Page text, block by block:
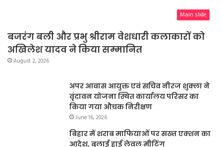
Main slide
बजरंग बली और प्रभु श्रीराम वेशधारी कलाकारों को
अखिलेश यादव ने किया सम्मानित
August 2, 2026
अपर आवास आयुक्त एवं सचिव नीरज शुक्ला ने
वृंदावन योजना स्थित कार्यालय परिसर का
किया गया औचक निरीक्षण
June 16, 2026
बिहार में शराब माफियाओं पर सख्त एक्शन का
आदेश, बुलाई हाई लेवल मीटिंग